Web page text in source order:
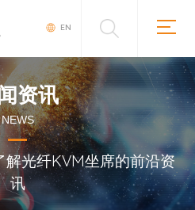
EN
资讯
NEWS
光纤KVM坐席的前沿资
讯